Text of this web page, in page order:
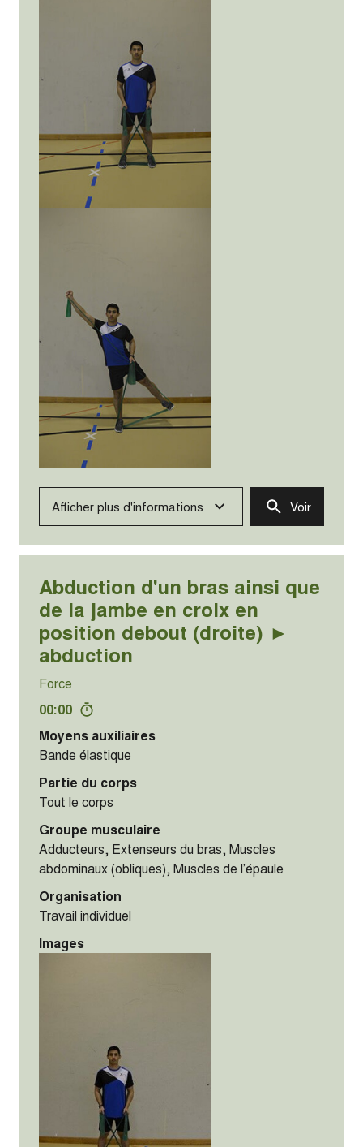
Afficher plus d'informations Voir
Abduction d'un bras ainsi que
de la jambe en croix en
position debout (droite) ►
abduction
Force
00:00
Moyens auxiliaires
Bande élastique
Partie du corps
Tout le corps
Groupe musculaire
Adducteurs, Extenseurs du bras, Muscles
abdominaux (obliques), Muscles de l’épaule
Organisation
Travail individuel
Images